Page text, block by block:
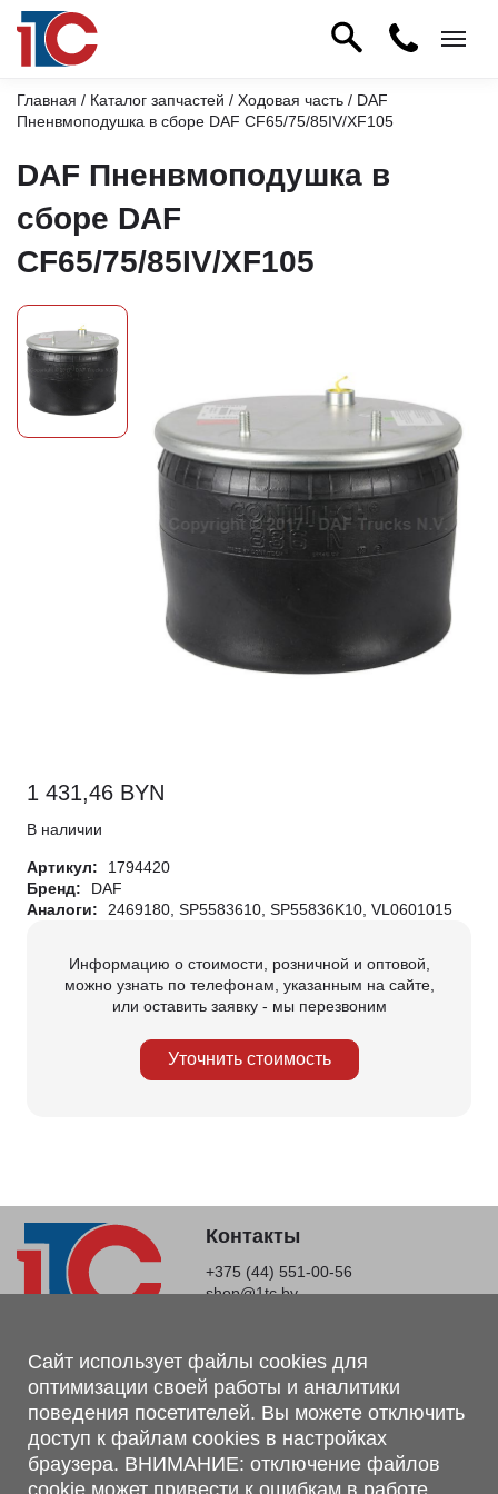
Главная / Каталог запчастей / Ходовая часть / DAF
Пненвмоподушка в сборе DAF CF65/75/85IV/XF105
DAF Пненвмоподушка в
сборе DAF
CF65/75/85IV/XF105
1 431,46 BYN
В наличии
Артикул:
1794420
Бренд:
DAF
Аналоги:
2469180, SP5583610, SP55836K10, VL0601015
Информацию о стоимости, розничной и оптовой,
можно узнать по телефонам, указанным на сайте,
или оставить заявку - мы перезвоним
Уточнить стоимость
Контакты
+375 (44) 551-00-56
shop@1tc.by
Магазин, склад
г. Минск, Минский р-н, п. Привольный, ул. Мира, 20А,
223062
г. Брест, ул. Лейтенанта Рябцева, 108 В, 224701
Обращаем Ваше внимание, что вся предоставленная на сайте
Сайт использует файлы cookies для
оптимизации своей работы и аналитики
поведения посетителей. Вы можете отключить
доступ к файлам cookies в настройках
браузера. ВНИМАНИЕ: отключение файлов
cookie может привести к ошибкам в работе